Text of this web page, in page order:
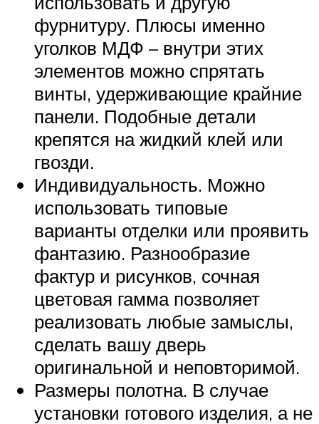
фурнитуру. Плюсы именно
уголков МДФ – внутри этих
элементов можно спрятать
винты, удерживающие крайние
панели. Подобные детали
крепятся на жидкий клей или
гвозди.
Индивидуальность. Можно
использовать типовые
варианты отделки или проявить
фантазию. Разнообразие
фактур и рисунков, сочная
цветовая гамма позволяет
реализовать любые замыслы,
сделать вашу дверь
оригинальной и неповторимой.
Размеры полотна. В случае
установки готового изделия, а не